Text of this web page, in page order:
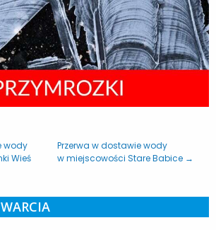
wody
Wieś
Przerwa w dostawie wody
w miejscowości Stare Babice →